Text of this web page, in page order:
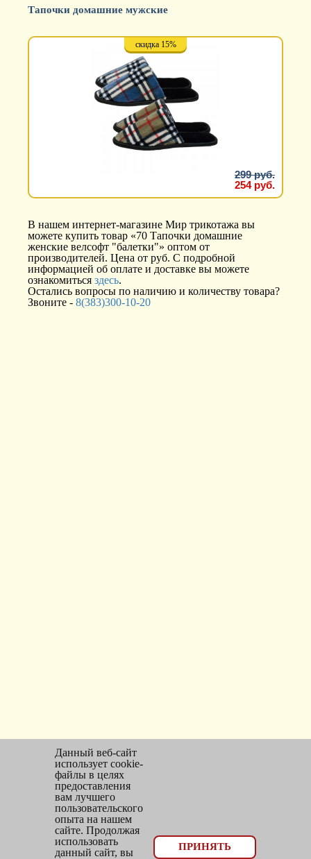
Тапочки домашние мужские
скидка 15%
299 руб.
254 руб.
В нашем интернет-магазине Мир трикотажа вы
можете купить товар «70 Тапочки домашние
женские велсофт "балетки"» оптом от
производителей. Цена от руб. С подробной
информацией об оплате и доставке вы можете
ознакомиться здесь.
Остались вопросы по наличию и количеству товара?
Звоните - 8(383)300-10-20
© 2026, оптовый отдел Мир трикотажа
Данный веб-сайт
использует cookie-
файлы в целях
предоставления
вам лучшего
пользовательского
опыта на нашем
сайте. Продолжая
использовать
данный сайт, вы
ПРИНЯТЬ